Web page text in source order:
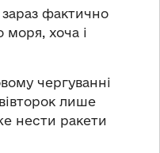
фактично
моря, хоча і
чергуванні
лише
нести ракети